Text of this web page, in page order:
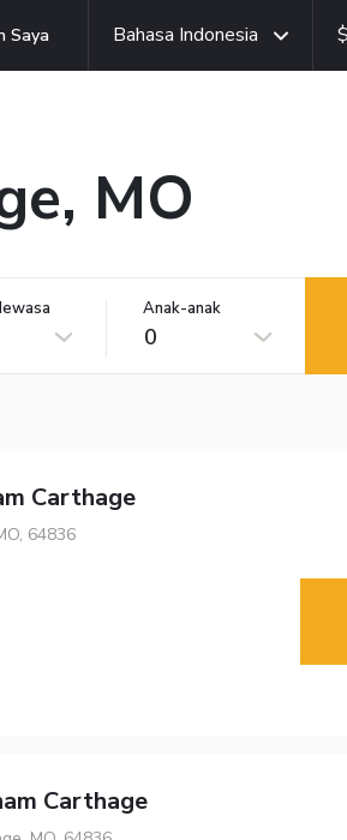
Saya Bahasa Indonesia
MO
Anak-anak
0
Carthage
64836
Carthage